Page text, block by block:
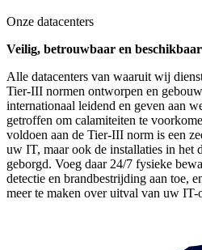
Onze datacenters
Veilig, betrouwbaar en beschikbaar
Alle datacenters van waaruit wij
Tier-III normen ontworpen en
internationaal leidend en geven aan
getroffen om calamiteiten te
voldoen aan de Tier-III norm is een
uw IT, maar ook de installaties in het
geborgd. Voeg daar 24/7 fysieke
detectie en brandbestrijding aan toe,
meer te maken over uitval van uw IT-